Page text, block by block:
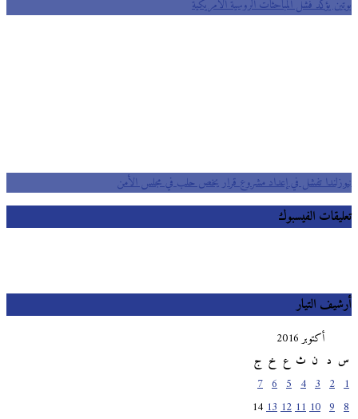
بوتين يؤكد فشل المباحثات الروسية اﻷمريكية
نيوزلندا تفشل في إعداد مشروع قرار يخص حلب في مجلس اﻷمن
تعليقات الفيسبوك
أرشيف التيار
أكتوبر 2016
س
ث خ ج
10
11
12
13
14